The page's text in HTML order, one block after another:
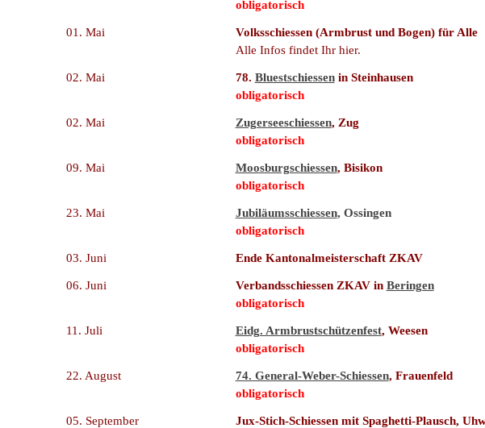
obligatorisch
01. Mai
Volksschiessen (Armbrust und Bogen) für Alle
Alle Infos findet Ihr hier.
02. Mai 78. Bluestschiessenin Steinhausen
obligatorisch
02. Mai Zugerseeschiessen, Zug
obligatorisch
09. Mai Moosburgschiessen, Bisikon
obligatorisch
23. Mai Jubiläumsschiessen, Ossingen
obligatorisch
03. Juni Ende Kantonalmeisterschaft ZKAV
06. Juni Verbandsschiessen ZKAV in Beringen
obligatorisch
11. Juli Eidg. Armbrustschützenfest, Weesen
obligatorisch
22. August 74. General-Weber-Schiessen, Frauenfeld
obligatorisch
05. September Jux-Stich-Schiessen mit Spaghetti-Plausch,